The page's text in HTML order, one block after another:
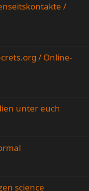
/
/ Online-
unter euch
science